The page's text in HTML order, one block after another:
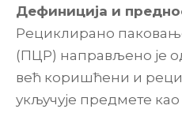
Дефиниција и
Рециклирано
(ПЦР) направљено је
већ коришћени и
укључује предмете